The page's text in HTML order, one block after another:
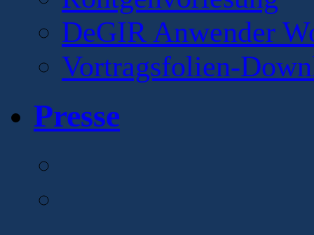
DeGIR Anwender
Vortragsfolien-
Presse